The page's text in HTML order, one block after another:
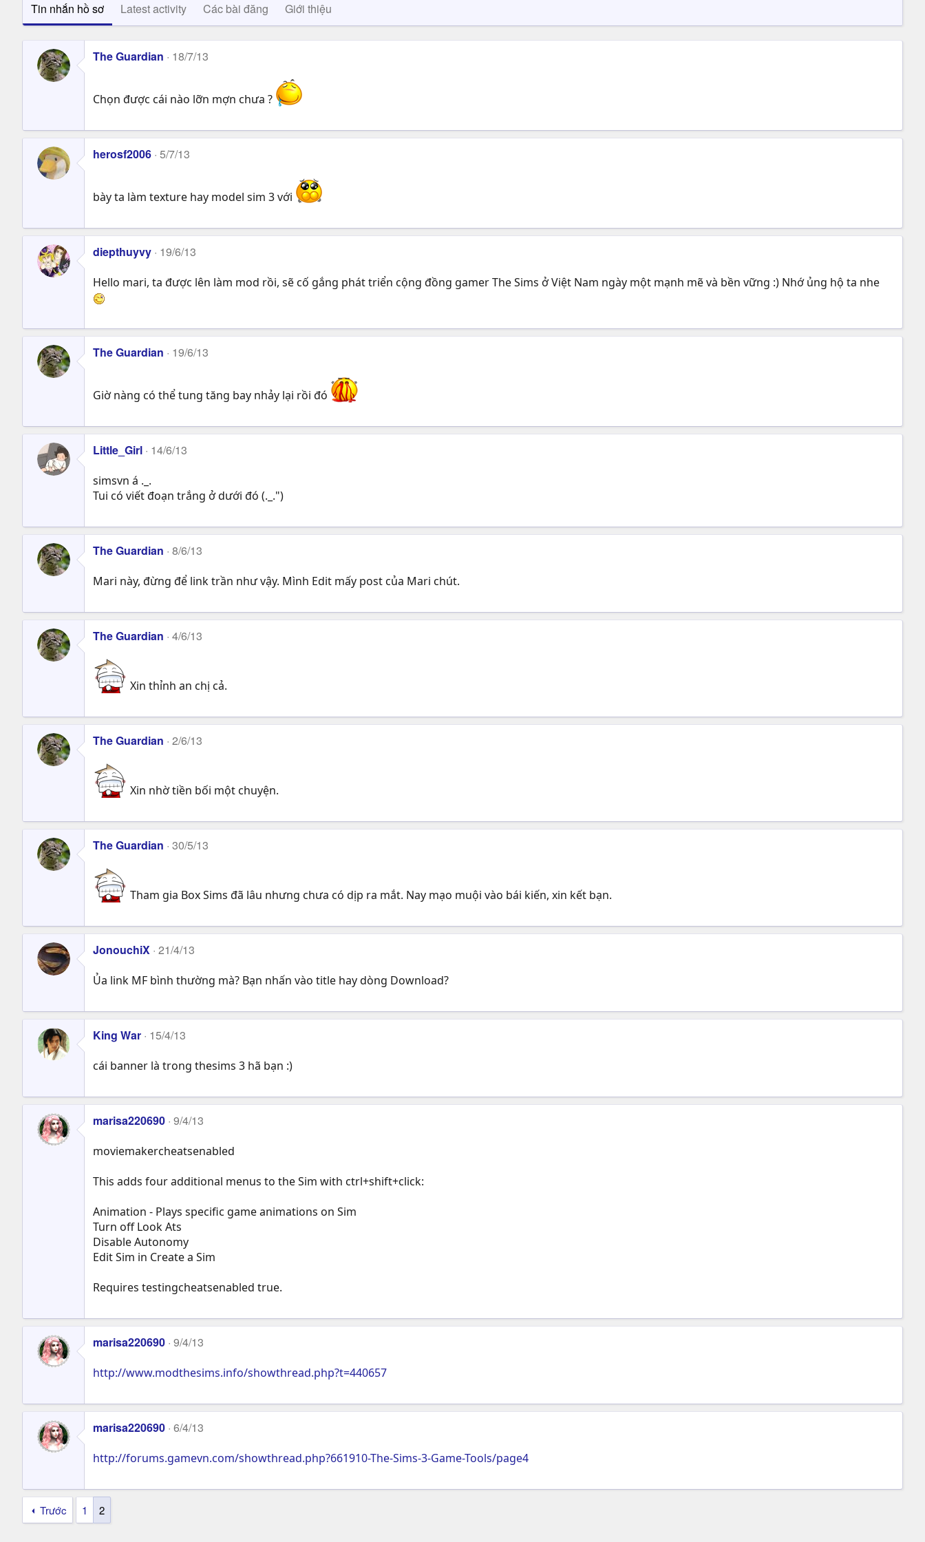
Tin nhắn hồ sơ Latest activity Các bài đăng Giới thiệu
The Guardian 18/7/13
Chọn được cái nào lỡn mợn chưa ?
herosf2006 5/7/13
bày ta làm texture hay model sim 3 với
diepthuyvy 19/6/13
Hello mari, ta được lên làm mod rồi, sẽ cố gắng phát triển cộng đồng gamer The Sims ở Việt Nam ngày một mạnh mẽ và bền vững :) Nhớ ủng hộ ta nhe
The Guardian 19/6/13
Giờ nàng có thể tung tăng bay nhảy lại rồi đó
Little_Girl 14/6/13
simsvn á ._.
Tui có viết đoạn trắng ở dưới đó (._.")
The Guardian 8/6/13
Mari này, đừng để link trần như vậy. Mình Edit mấy post của Mari chút.
The Guardian 4/6/13
Xin thỉnh an chị cả.
The Guardian 2/6/13
Xin nhờ tiền bối một chuyện.
The Guardian 30/5/13
Tham gia Box Sims đã lâu nhưng chưa có dịp ra mắt. Nay mạo muội vào bái kiến, xin kết bạn.
JonouchiX 21/4/13
Ủa link MF bình thường mà? Bạn nhấn vào title hay dòng Download?
King War 15/4/13
cái banner là trong thesims 3 hã bạn :)
marisa220690 9/4/13
moviemakercheatsenabled
This adds four additional menus to the Sim with ctrl+shift+click:
Animation - Plays specific game animations on Sim
Turn off Look Ats
Disable Autonomy
Edit Sim in Create a Sim
Requires testingcheatsenabled true.
marisa220690 9/4/13
http://www.modthesims.info/showthread.php?t=440657
marisa220690 6/4/13
http://forums.gamevn.com/showthread.php?661910-The-Sims-3-Game-Tools/page4
Trước 1 2